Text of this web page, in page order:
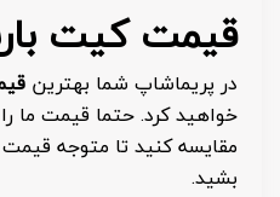
قیمت کیت
در پریماشاپ شما بهترین
خواهید کرد. حتما قیمت ما
مقایسه کنید تا متوجه
بشید.